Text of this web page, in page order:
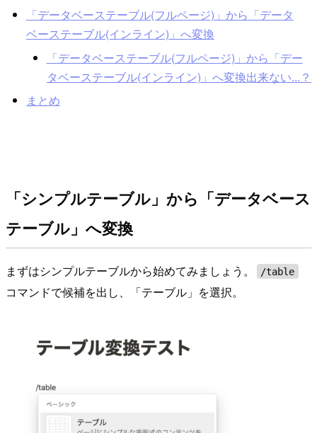
「データベーステーブル(フルページ)」から「データ
ベーステーブル(インライン)」へ変換
「データベーステーブル(フルページ)」から「デー
タベーステーブル(インライン)」へ変換出来ない...？
まとめ
「シンプルテーブル」から「データベース
テーブル」へ変換
まずはシンプルテーブルから始めてみましょう。 /table
コマンドで候補を出し、「テーブル」を選択。